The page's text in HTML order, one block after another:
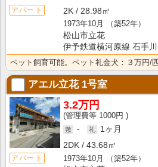
アパート
2K
28.98㎡
1973年10月
（築52年）
松山市立花
伊予鉄道横河原線 石手
アエル立花1号室
アパート
3.2万円
1000円
-
1ヶ月
2DK
43.68㎡
1973年10月
（築52年）